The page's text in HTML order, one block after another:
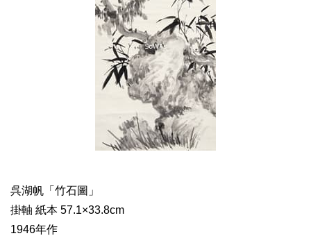
呉湖帆「竹石圖」
掛軸 紙本 57.1×33.8cm
1946年作